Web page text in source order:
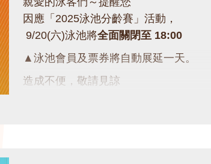
因應「2025泳池分齡賽」活動，
9/20(六)泳池將全面關閉至 18:00
▲泳池會員及票券將自動展延一天。
造成不便，敬請見諒